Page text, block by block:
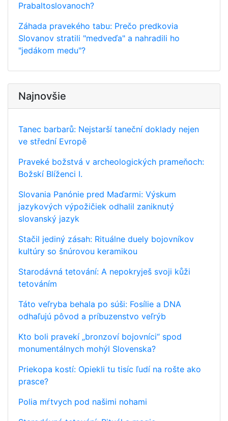
Prabaltoslovanoch?
Záhada pravekého tabu: Prečo predkovia
Slovanov stratili "medveďa" a nahradili ho
"jedákom medu"?
Najnovšie
Tanec barbarů: Nejstarší taneční doklady nejen
ve střední Evropě
Praveké božstvá v archeologických prameňoch:
Božskí Blíženci I.
Slovania Panónie pred Maďarmi: Výskum
jazykových výpožičiek odhalil zaniknutý
slovanský jazyk
Stačil jediný zásah: Rituálne duely bojovníkov
kultúry so šnúrovou keramikou
Starodávná tetování: A nepokryješ svoji kůži
tetováním
Táto veľryba behala po súši: Fosílie a DNA
odhaľujú pôvod a príbuzenstvo veľrýb
Kto boli pravekí „bronzoví bojovníci“ spod
monumentálnych mohýl Slovenska?
Priekopa kostí: Opiekli tu tisíc ľudí na rošte ako
prasce?
Polia mŕtvych pod našimi nohami